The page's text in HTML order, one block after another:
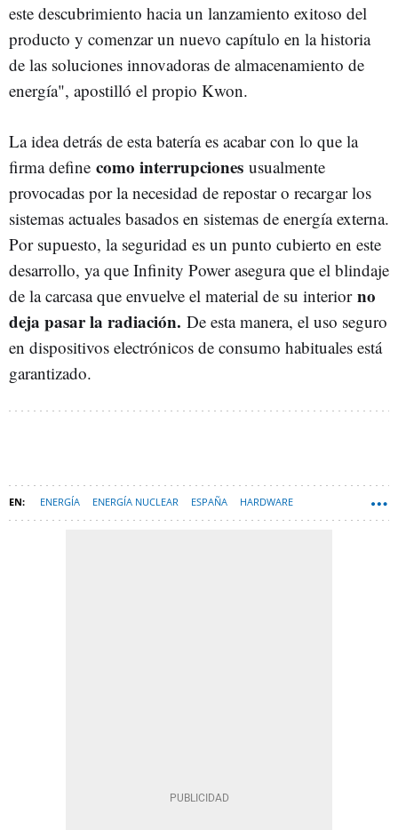
este descubrimiento hacia un lanzamiento exitoso del
producto y comenzar un nuevo capítulo en la historia
de las soluciones innovadoras de almacenamiento de
energía", apostilló el propio Kwon.
La idea detrás de esta batería es acabar con lo que la
firma define como interrupciones usualmente
provocadas por la necesidad de repostar o recargar los
sistemas actuales basados en sistemas de energía externa.
Por supuesto, la seguridad es un punto cubierto en este
desarrollo, ya que Infinity Power asegura que el blindaje
de la carcasa que envuelve el material de su interior no
deja pasar la radiación. De esta manera, el uso seguro
en dispositivos electrónicos de consumo habituales está
garantizado.
ENERGÍA ENERGÍA NUCLEAR ESPAÑA HARDWARE